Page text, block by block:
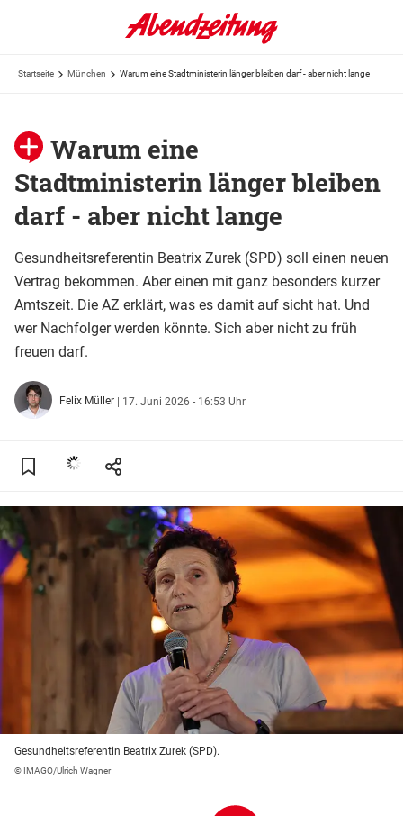
Startseite München Warum eine Stadtministerin länger bleiben darf - aber nicht lange
Warum eine
Stadtministerin länger bleiben
darf - aber nicht lange
Gesundheitsreferentin Beatrix Zurek (SPD) soll einen neuen
Vertrag bekommen. Aber einen mit ganz besonders kurzer
Amtszeit. Die AZ erklärt, was es damit auf sicht hat. Und
wer Nachfolger werden könnte. Sich aber nicht zu früh
freuen darf.
Felix Müller | 17. Juni 2026 - 16:53 Uhr
Gesundheitsreferentin Beatrix Zurek (SPD).
© IMAGO/Ulrich Wagner